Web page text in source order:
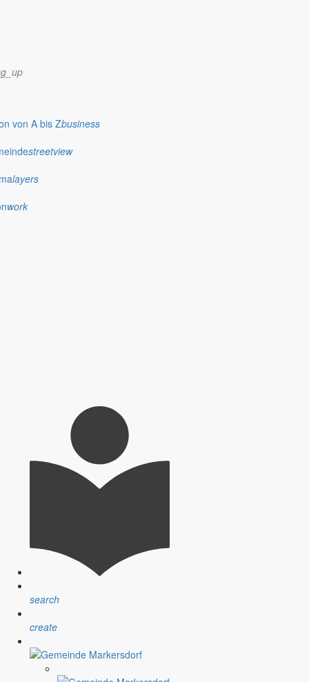
von A bis Zbusiness
streetview
layers
work
search
create
Sie mir heute bitte ein paar ganz persönliche Worte. Ich
die anderen sprechen über die
immer wieder feststellen, dass nur sehr wenige Menschen
kann nicht darüber hinweg täuschen, dass es in unserem
ausführlicher zu beleuchten. Ende Juni beginnen die Ferien für
zu widmen. Das mache ich natürlich sehr gerne, denn unsere
haben wir in den vergangenen und in den gegenwärtigen